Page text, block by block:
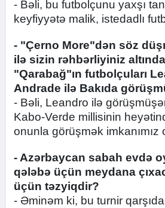
- Bəli, bu futbolçunu yaxşı
keyfiyyətə malik, istedadlı
- "Çerno More"dən söz
ilə sizin rəhbərliyiniz
"Qarabağ"ın futbolçuları
Andrade ilə Bakıda
- Bəli, Leandro ilə
Kabo-Verde millisinin
onunla görüşmək imkanımız
- Azərbaycan sabah evdə
qələbə üçün meydana
üçün təzyiqdir?
- Əminəm ki, bu turnir